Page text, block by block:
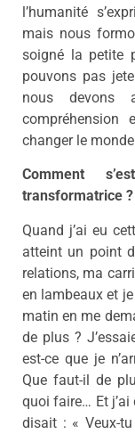
l’humanité
mais nous
soigné la petite
pouvons pas
nous devons
compréhension
changer le
Comment
transformatrice ?
Quand j’ai eu
atteint un point
relations, ma
en lambeaux et
matin en me
de plus ?
est-ce que je
Que faut-il de
quoi faire… Et
disait : « Veux-